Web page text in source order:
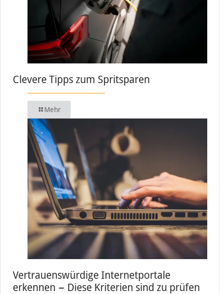
Clevere Tipps zum Spritsparen
Mehr
Vertrauenswürdige Internetportale
erkennen − Diese Kriterien sind zu prüfen